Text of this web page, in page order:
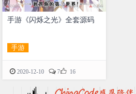
手游《闪烁之光》全套源码
手游
2020-12-10 7 16